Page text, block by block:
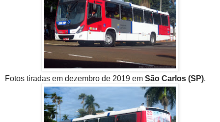
Fotos tiradas em dezembro de 2019 em São Carlos (SP).